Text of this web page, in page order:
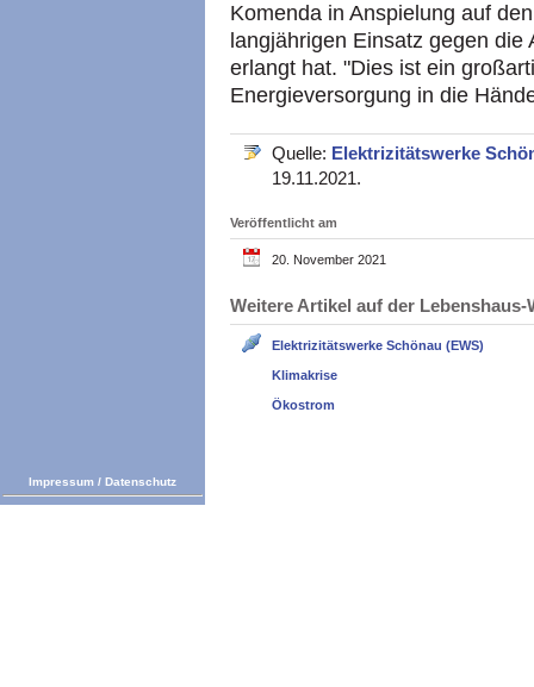
Komenda in Anspielung auf
langjährigen Einsatz gegen
erlangt hat. "Dies ist ein
Energieversorgung in die
Quelle: Elektrizitätswerke
19.11.2021.
Veröffentlicht am
20. November 2021
Weitere Artikel auf der
Elektrizitätswerke Schönau (EWS)
Klimakrise
Ökostrom
Impressum / Datenschutz